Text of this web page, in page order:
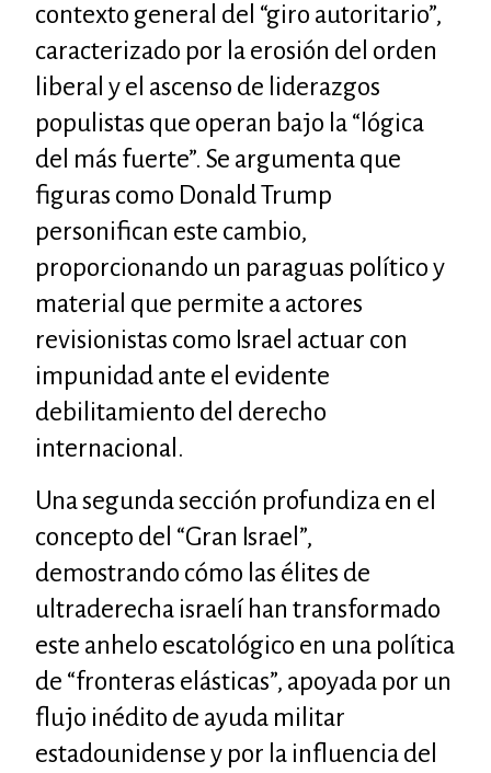
contexto general del “giro autoritario”,
caracterizado por la erosión del orden
liberal y el ascenso de liderazgos
populistas que operan bajo la “lógica
del más fuerte”. Se argumenta que
figuras como Donald Trump
personifican este cambio,
proporcionando un paraguas político y
material que permite a actores
revisionistas como Israel actuar con
impunidad ante el evidente
debilitamiento del derecho
internacional.
Una segunda sección profundiza en el
concepto del “Gran Israel”,
demostrando cómo las élites de
ultraderecha israelí han transformado
este anhelo escatológico en una política
de “fronteras elásticas”, apoyada por un
flujo inédito de ayuda militar
estadounidense y por la influencia del